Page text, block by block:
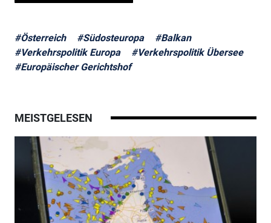
#Österreich #Südosteuropa
#Balkan
#Verkehrspolitik Europa
#Verkehrspolitik Übersee
#Europäischer Gerichtshof
MEISTGELESEN